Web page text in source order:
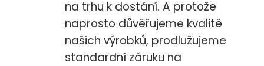
na trhu k dostání. A protože
naprosto důvěřujeme kvalitě
našich výrobků, prodlužujeme
standardní záruku na